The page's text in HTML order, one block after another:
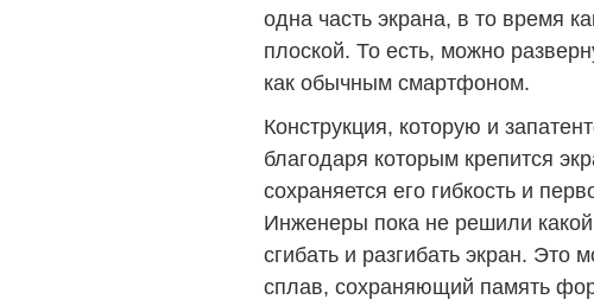
одна часть экрана, в то время
плоской. То есть, можно
как обычным смартфоном.
Конструкция, которую и
благодаря которым крепится
сохраняется его гибкость и
Инженеры пока не решили
сгибать и разгибать экран. Это
сплав, сохраняющий память